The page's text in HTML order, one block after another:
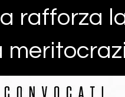
rafforza